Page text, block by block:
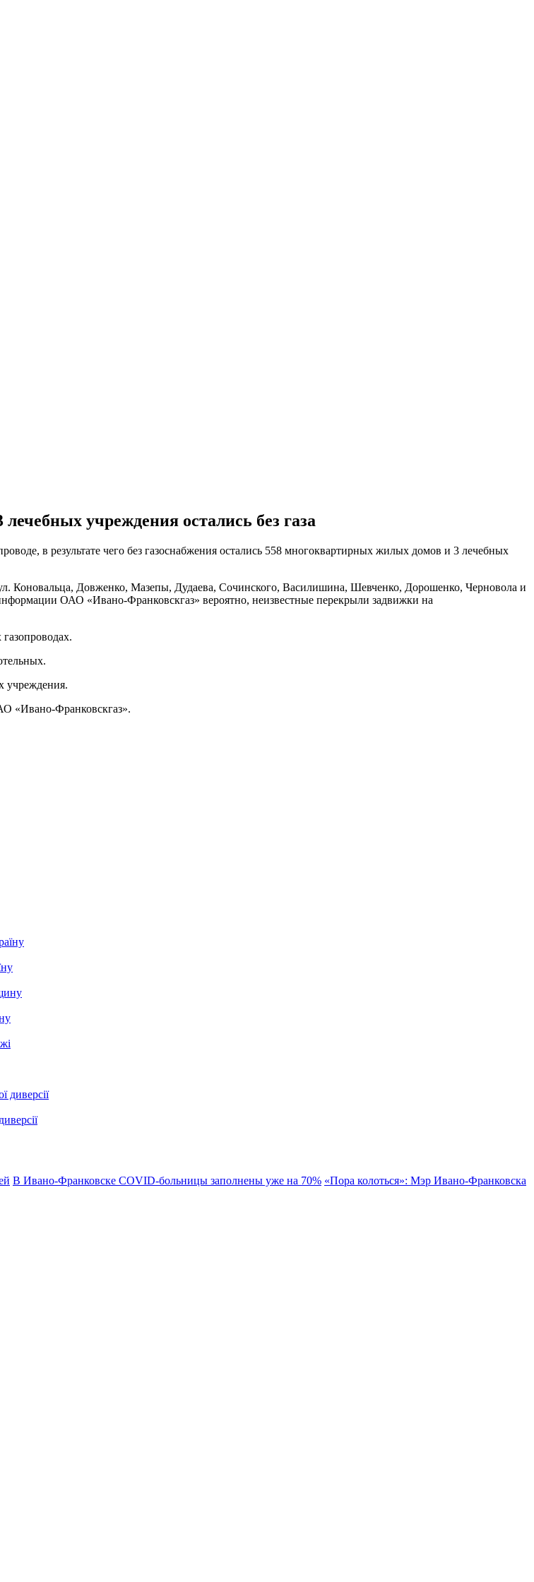
учреждения остались без газа
в результате чего без газоснабжения остались 558 многоквартирных жилых домов и 3 лечебных
Коновальца, Довженко, Мазепы, Дудаева, Сочинского, Василишина, Шевченко, Дорошенко, Черновола и
ОАО «Ивано-Франковскгаз» вероятно, неизвестные перекрыли задвижки на
учреждения.
«Ивано-Франковскгаз».
В Ивано-Франковске COVID-больницы заполнены уже на 70% «Пора колоться»: Мэр Ивано-Франковска